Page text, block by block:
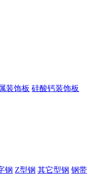
装饰板 硅酸钙装饰板
钢 Z型钢 其它型钢 钢带